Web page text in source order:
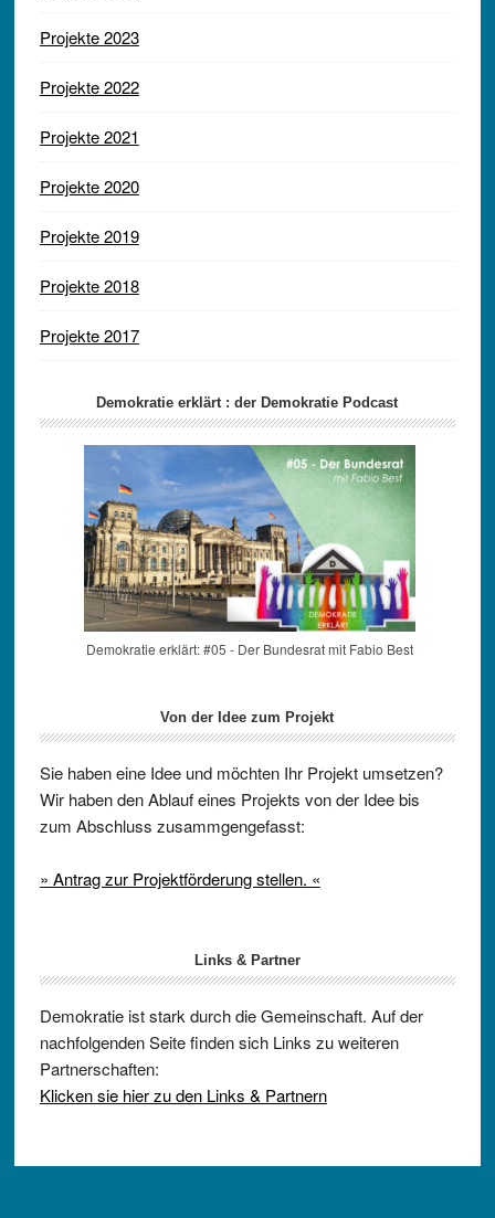
Projekte 2023
Projekte 2022
Projekte 2021
Projekte 2020
Projekte 2019
Projekte 2018
Projekte 2017
Demokratie erklärt : der Demokratie Podcast
Demokratie erklärt: #05 - Der Bundesrat mit Fabio Best
Von der Idee zum Projekt
Sie haben eine Idee und möchten Ihr Projekt umsetzen?
Wir haben den Ablauf eines Projekts von der Idee bis
zum Abschluss zusammgengefasst:
» Antrag zur Projektförderung stellen. «
Links & Partner
Demokratie ist stark durch die Gemeinschaft. Auf der
nachfolgenden Seite finden sich Links zu weiteren
Partnerschaften:
Klicken sie hier zu den Links & Partnern